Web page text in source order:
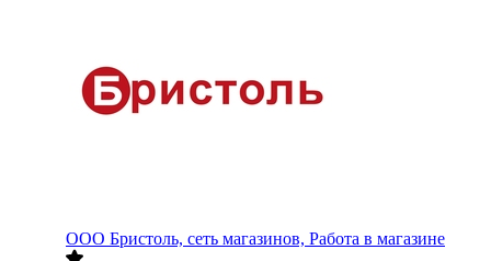
ООО Бристоль, сеть магазинов, Работа в магазине